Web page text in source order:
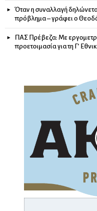
Όταν η συναλλαγή
πρόβλημα – γράφει ο
ΠΑΣ Πρέβεζα: Με
προετοιμασία για τη Γ’